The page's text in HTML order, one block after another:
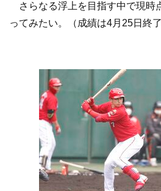
さらなる浮上を目指す中で現時
ってみたい。（成績は4月25日終了